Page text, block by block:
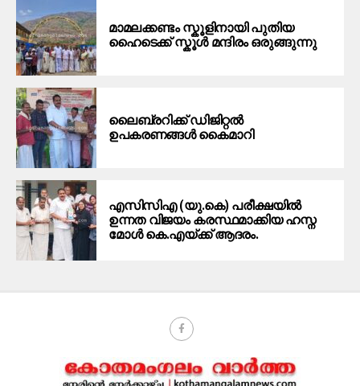
മാമലക്കണ്ടം സ്കൂളിനായി പുതിയ
ഹൈടെക്ക് സ്കൂൾ മന്ദിരം ഒരുങ്ങുന്നു
ലൈബ്രറിക്ക് ഡിജിറ്റൽ
ഉപകരണങ്ങൾ കൈമാറി
എസിസിഎ (യു.കെ) പരീക്ഷയിൽ
ഉന്നത വിജയം കരസ്ഥമാക്കിയ ഹസ്ന
മോൾ കെ.എയ്ക്ക് ആദരം.